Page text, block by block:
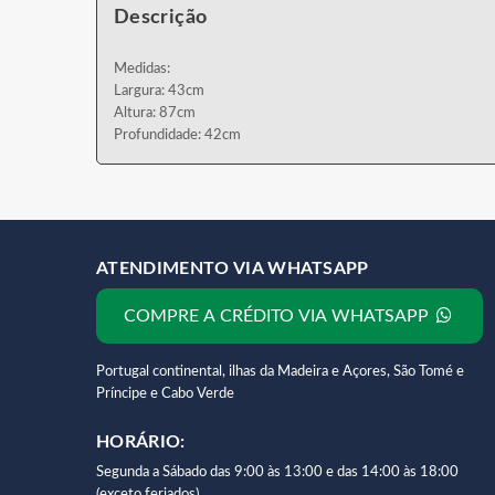
Descrição
Medidas:
Largura: 43cm
Altura: 87cm
Profundidade: 42cm
ATENDIMENTO VIA WHATSAPP
COMPRE A CRÉDITO VIA WHATSAPP
Portugal continental, ilhas da Madeira e Açores, São Tomé e
Príncipe e Cabo Verde
HORÁRIO:
Segunda a Sábado das 9:00 às 13:00 e das 14:00 às 18:00